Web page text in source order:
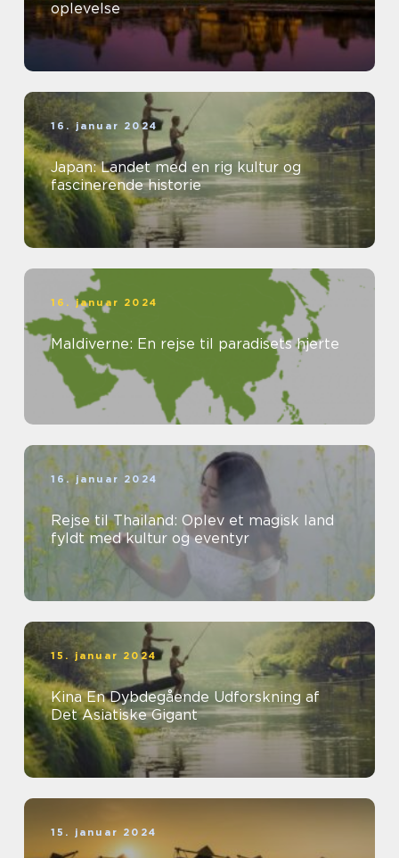
oplevelse
16. januar 2024
Japan: Landet med en rig kultur og
fascinerende historie
16. januar 2024
Maldiverne: En rejse til paradisets hjerte
16. januar 2024
Rejse til Thailand: Oplev et magisk land
fyldt med kultur og eventyr
15. januar 2024
Kina En Dybdegående Udforskning af
Det Asiatiske Gigant
15. januar 2024